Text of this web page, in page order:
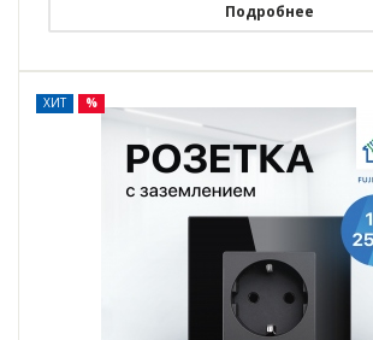
Подробнее
ХИТ %